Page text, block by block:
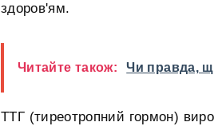
здоров'ям.
Читайте також: Чи правда,
ТТГ (тиреотропний гормон)